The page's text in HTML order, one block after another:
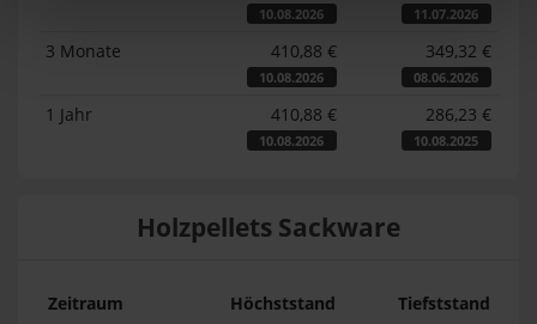
10.08.2026 11.07.2026
3 Monate 410,88 €
10.08.2026
349,32 €
08.06.2026
1 Jahr 410,88 €
10.08.2026
286,23 €
10.08.2025
Holzpellets Sackware
Zeitraum Höchststand
Tiefststand